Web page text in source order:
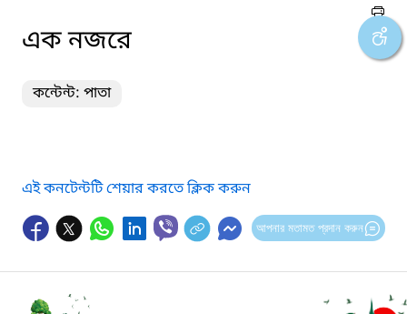
এক নজরে
কন্টেন্ট: পাতা
এই কনটেন্টটি শেয়ার করতে ক্লিক করুন
আপনার মতামত প্রদান করুন